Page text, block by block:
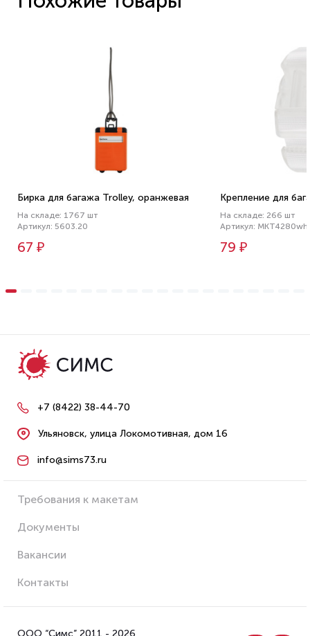
Бирка для багажа Trolley, оранжевая
На складе: 1767 шт
Артикул: 5603.20
67 ₽
Крепление для
На складе: 266 шт
Артикул:
79 ₽
+7 (8422) 38-44-70
Ульяновск, улица Локомотивная, дом 16
info@sims73.ru
ООО “Симс” 2011 - 2026
Требования к макетам
Документы
Вакансии
Контакты